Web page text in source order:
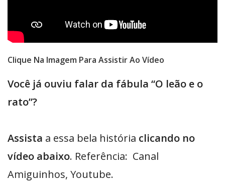
Clique Na Imagem Para Assistir Ao Vídeo
Você já ouviu falar da fábula “O leão e o
rato”?
Assista a essa bela história clicando no
vídeo abaixo. Referência: Canal
Amiguinhos, Youtube.